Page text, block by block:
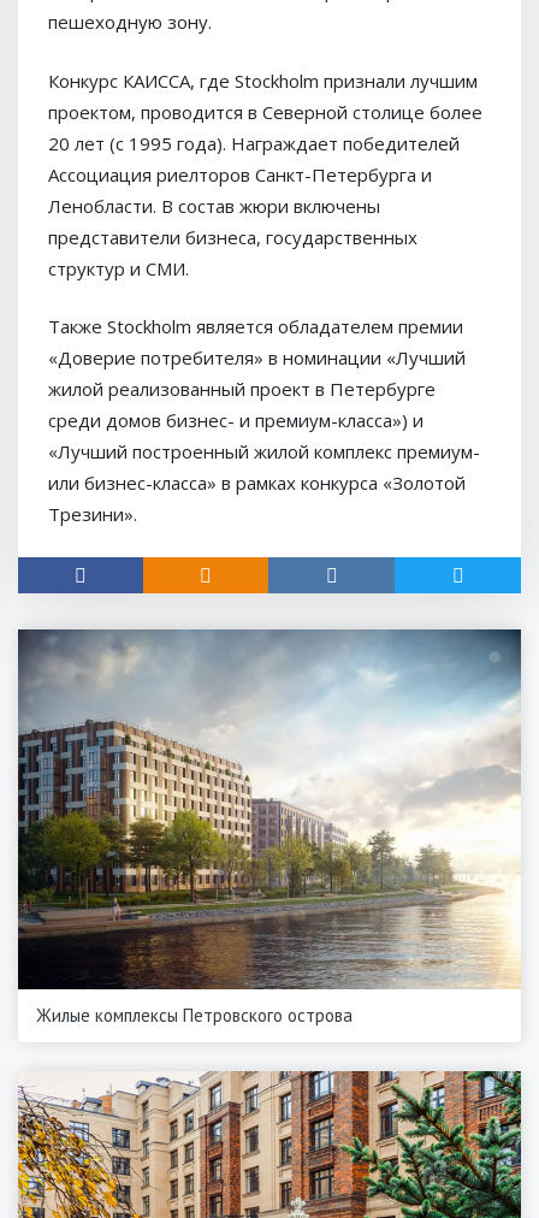
пешеходную зону.
Конкурс КАИССА, где Stockholm признали лучшим
проектом, проводится в Северной столице более
20 лет (с 1995 года). Награждает победителей
Ассоциация риелторов Санкт-Петербурга и
Ленобласти. В состав жюри включены
представители бизнеса, государственных
структур и СМИ.
Также Stockholm является обладателем премии
«Доверие потребителя» в номинации «Лучший
жилой реализованный проект в Петербурге
среди домов бизнес- и премиум-класса») и
«Лучший построенный жилой комплекс премиум-
или бизнес-класса» в рамках конкурса «Золотой
Трезини».
Жилые комплексы Петровского острова